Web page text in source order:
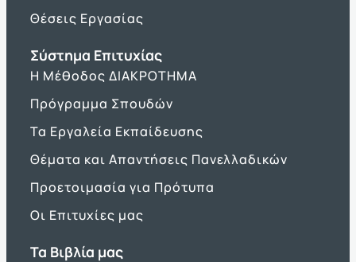
Θέσεις Εργασίας
Σύστημα Επιτυχίας
Η Μέθοδος ΔΙΑΚΡΟΤΗΜΑ
Πρόγραμμα Σπουδών
Τα Εργαλεία Εκπαίδευσης
Θέματα και Απαντήσεις Πανελλαδικών
Προετοιμασία για Πρότυπα
Οι Επιτυχίες μας
Τα Βιβλία μας